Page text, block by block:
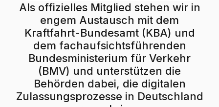
Als offizielles Mitglied stehen wir in
engem Austausch mit dem
Kraftfahrt-Bundesamt (KBA) und
dem fachaufsichtsführenden
Bundesministerium für Verkehr
(BMV) und unterstützen die
Behörden dabei, die digitalen
Zulassungsprozesse in Deutschland